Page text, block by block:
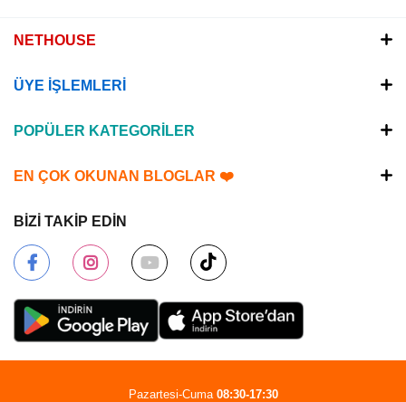
NETHOUSE
ÜYE İŞLEMLERİ
POPÜLER KATEGORİLER
EN ÇOK OKUNAN BLOGLAR ❤️
BİZİ TAKİP EDİN
Pazartesi-Cuma 08:30-17:30